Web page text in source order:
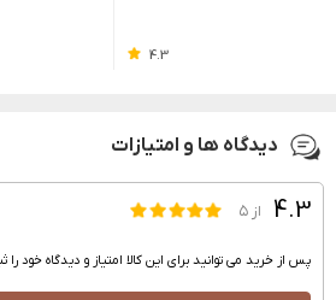
4.3
دیدگاه ها و امتیازات
4.3 از ۵
پس از خرید می توانید برای این کالا امتیاز و دیدگاه خود را